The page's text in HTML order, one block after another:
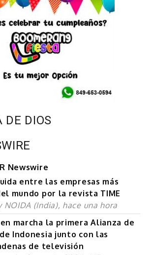
DE DIOS
Newswire
entre las empresas más
mundo por la revista TIME
NOIDA (India), hace una hora
marcha la primera Alianza de
Indonesia junto con las
de televisión